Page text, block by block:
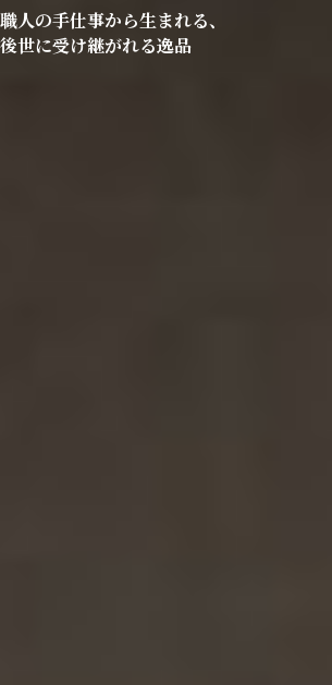
職人の手仕事から生まれる、
後世に受け継がれる逸品